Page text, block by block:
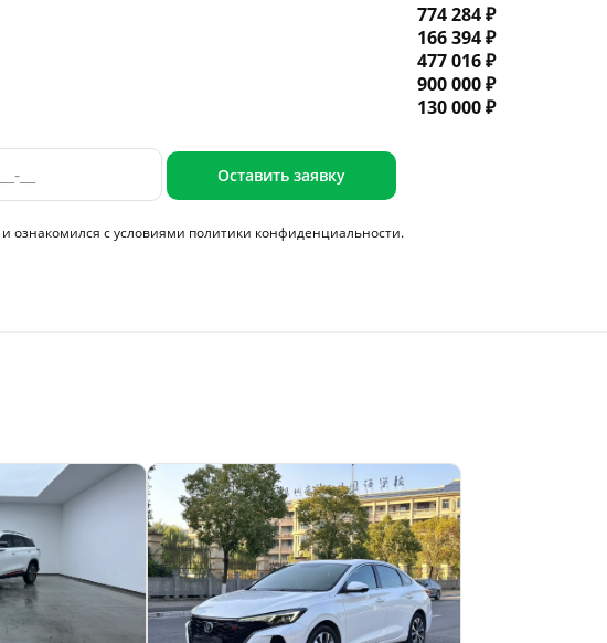
774 284 ₽
166 394 ₽
477 016 ₽
900 000 ₽
130 000 ₽
Оставить заявку
и ознакомился с условиями политики конфиденциальности.